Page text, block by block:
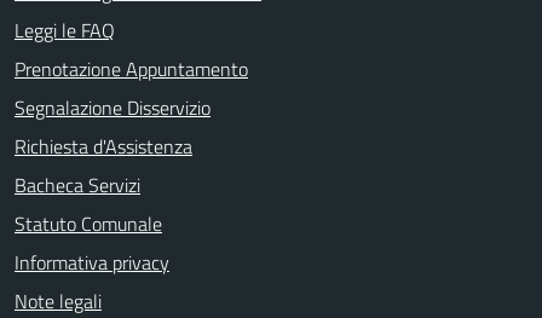
Leggi le FAQ
Prenotazione Appuntamento
Segnalazione Disservizio
Richiesta d'Assistenza
Bacheca Servizi
Statuto Comunale
Informativa privacy
Note legali